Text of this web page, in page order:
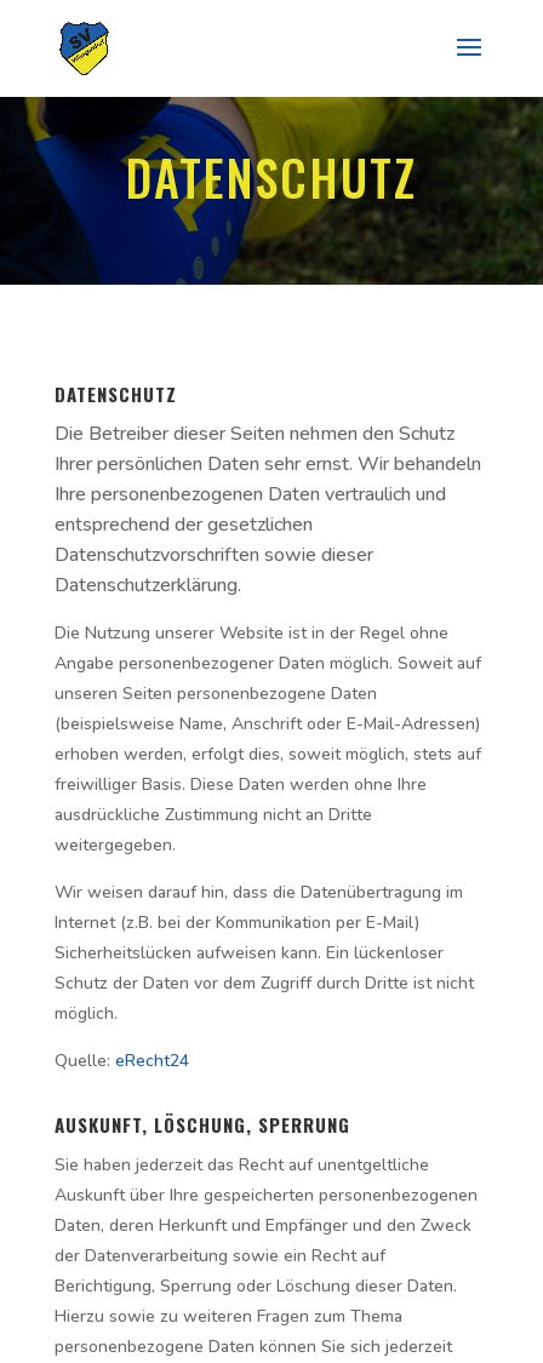
DATENSCHUTZ
DATENSCHUTZ
Die Betreiber dieser Seiten nehmen den Schutz
Ihrer persönlichen Daten sehr ernst. Wir behandeln
Ihre personenbezogenen Daten vertraulich und
entsprechend der gesetzlichen
Datenschutzvorschriften sowie dieser
Datenschutzerklärung.
Die Nutzung unserer Website ist in der Regel ohne
Angabe personenbezogener Daten möglich. Soweit auf
unseren Seiten personenbezogene Daten
(beispielsweise Name, Anschrift oder E-Mail-Adressen)
erhoben werden, erfolgt dies, soweit möglich, stets auf
freiwilliger Basis. Diese Daten werden ohne Ihre
ausdrückliche Zustimmung nicht an Dritte
weitergegeben.
Wir weisen darauf hin, dass die Datenübertragung im
Internet (z.B. bei der Kommunikation per E-Mail)
Sicherheitslücken aufweisen kann. Ein lückenloser
Schutz der Daten vor dem Zugriff durch Dritte ist nicht
möglich.
Quelle: eRecht24
AUSKUNFT, LÖSCHUNG, SPERRUNG
Sie haben jederzeit das Recht auf unentgeltliche
Auskunft über Ihre gespeicherten personenbezogenen
Daten, deren Herkunft und Empfänger und den Zweck
der Datenverarbeitung sowie ein Recht auf
Berichtigung, Sperrung oder Löschung dieser Daten.
Hierzu sowie zu weiteren Fragen zum Thema
personenbezogene Daten können Sie sich jederzeit